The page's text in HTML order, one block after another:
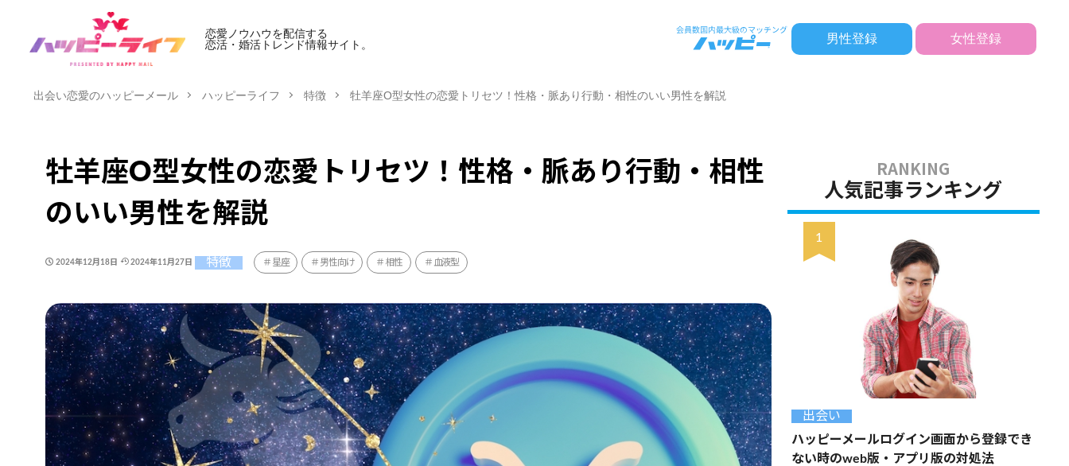
恋愛ノウハウを配信する
恋活・婚活トレンド情報サイト。
男性登録 女性登録
出会い恋愛のハッピーメール ハッピーライフ 特徴 牡羊座O型女性の恋愛トリセツ！性格・脈あり行動・相性のいい男性を解説
牡羊座O型女性の恋愛トリセツ！性格・脈あり行動・相性
のいい男性を解説
2024年12月18日 2024年11月27日 特徴 星座 男性向け 相性 血液型
人気記事ランキング
出会い
ハッピーメールログイン画面から登録でき
ない時のweb版・アプリ版の対処法